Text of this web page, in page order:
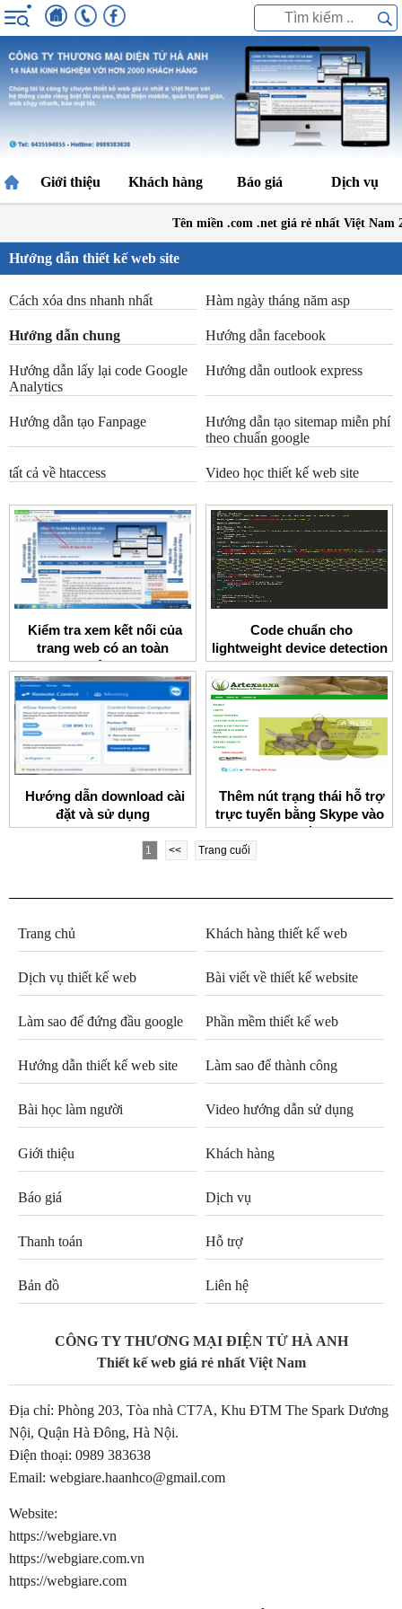
Giới thiệu Khách hàng Báo giá Dịch vụ
Tên miền .com .net giá rẻ nhất Việt Nam
Hướng dẫn thiết kế web site
Cách xóa dns nhanh nhất Hàm ngày tháng năm asp
Hướng dẫn chung Hướng dẫn facebook
Hướng dẫn lấy lại code Google
Analytics
Hướng dẫn outlook express
Hướng dẫn tạo Fanpage
Hướng dẫn tạo sitemap miễn phí
theo chuẩn google
tất cả về htaccess Video học thiết kế web site
Kiểm tra xem kết nối của
trang web có an toàn
không
Code chuẩn cho
lightweight device detection
asp
Hướng dẫn download cài
đặt và sử dụng
TeamViewer
Thêm nút trạng thái hỗ trợ
trực tuyến bằng Skype vào
website và blog
1 << Trang cuối
Trang chủ Khách hàng thiết kế web
Dịch vụ thiết kế web Bài viết về thiết kế website
Làm sao để đứng đầu google Phần mềm thiết kế web
Hướng dẫn thiết kế web site Làm sao để thành công
Bài học làm người Video hướng dẫn sử dụng
Giới thiệu Khách hàng
Báo giá Dịch vụ
Thanh toán Hỗ trợ
Bản đồ Liên hệ
CÔNG TY THƯƠNG MẠI ĐIỆN TỬ HÀ ANH
Thiết kế web giá rẻ nhất Việt Nam
Địa chỉ: Phòng 203, Tòa nhà CT7A, Khu ĐTM The Spark Dương
Nội, Quận Hà Đông, Hà Nội.
Điện thoại: 0989 383638
Email: webgiare.haanhco@gmail.com
Website:
https://webgiare.vn
https://webgiare.com.vn
https://webgiare.com